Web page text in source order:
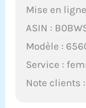
Mise en
ASIN :
Modèle :
Service :
Note clients